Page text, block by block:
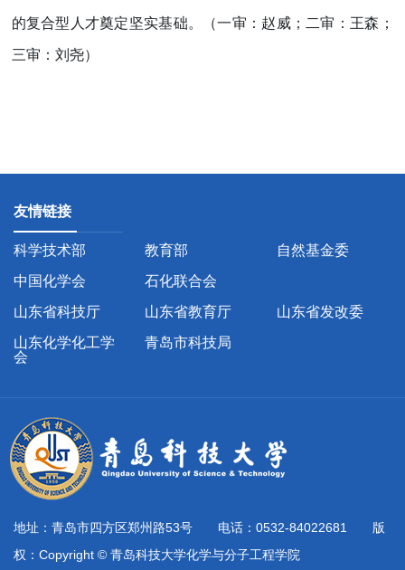
的复合型人才奠定坚实基础。（一审：赵威；二审：王森；
三审：刘尧）
友情链接
科学技术部 教育部
自然基金委
中国化学会
石化联合会
山东省科技厅
山东省教育厅
山东省发改委
山东化学化工学
会
青岛市科技局
地址：青岛市四方区郑州路53号 电话：0532-84022681 版
权：Copyright © 青岛科技大学化学与分子工程学院